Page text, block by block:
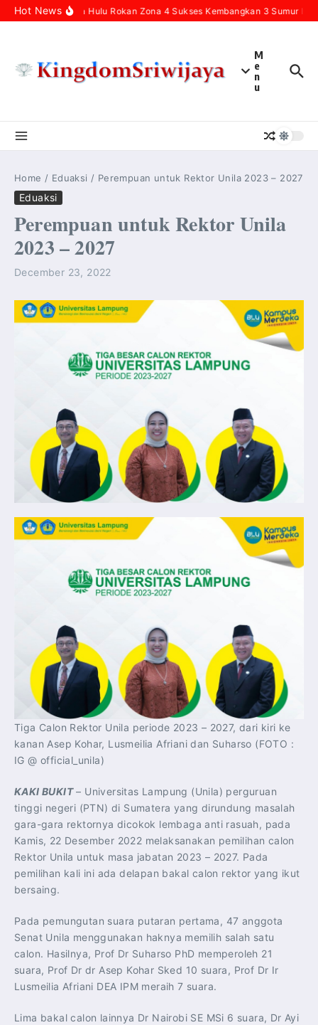
Skip to content
Hot News
Pertamina Hulu Rokan Zona 4 Sukses Kembangkan 3 Sumur Infill
M
e
n
u
Home / Eduaksi / Perempuan untuk Rektor Unila 2023 – 2027
Eduaksi
Perempuan untuk Rektor Unila
2023 – 2027
December 23, 2022
Tiga Calon Rektor Unila periode 2023 – 2027, dari kiri ke
kanan Asep Kohar, Lusmeilia Afriani dan Suharso (FOTO :
IG @ official_unila)
KAKI BUKIT– Universitas Lampung (Unila) perguruan
tinggi negeri (PTN) di Sumatera yang dirundung masalah
gara-gara rektornya dicokok lembaga anti rasuah, pada
Kamis, 22 Desember 2022 melaksanakan pemilihan calon
Rektor Unila untuk masa jabatan 2023 – 2027. Pada
pemilihan kali ini ada delapan bakal calon rektor yang ikut
bersaing.
Pada pemungutan suara putaran pertama, 47 anggota
Senat Unila menggunakan haknya memilih salah satu
calon. Hasilnya, Prof Dr Suharso PhD memperoleh 21
suara, Prof Dr dr Asep Kohar Sked 10 suara, Prof Dr Ir
Lusmeilia Afriani DEA IPM meraih 7 suara.
Lima bakal calon lainnya Dr Nairobi SE MSi 6 suara, Dr Ayi